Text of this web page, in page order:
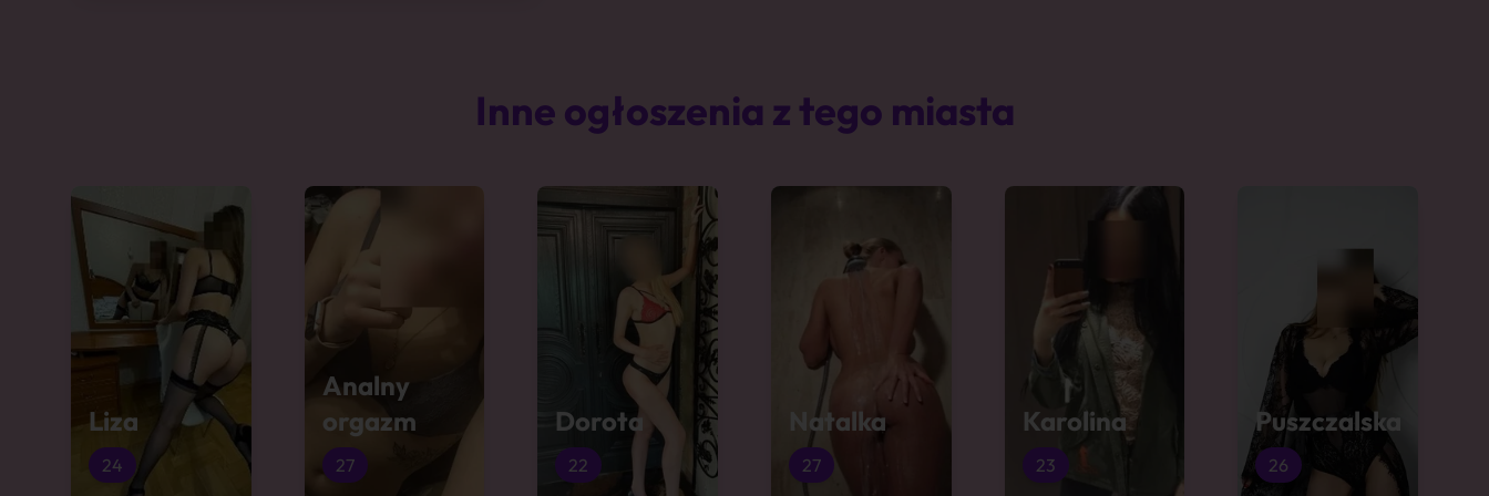
Inne ogłoszenia z tego miasta
Liza
24
Analny
orgazm
27
Dorota
22
Natalka
27
Karolina
23
Puszczalska
26